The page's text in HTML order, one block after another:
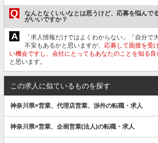
Q
なんとなくいいなとは思うけど、応募を悩んで
がいいですか？
A
「求人情報だけではよくわからない」「自分で
不安もあるかと思いますが、 応募して面接を受
い機会ですし、会社にとってもあなたのことを知る良
と思います。
この求人に似ているものを探す
神奈川県×営業、代理店営業、渉外の転職・求人
神奈川県×営業、企画営業(法人)の転職・求人